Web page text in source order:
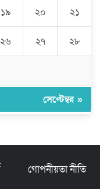
তদবির বাণিজ্য মোংলায়
টাকা উদ্ধার, আটক ১
১৯ ২০ ২১
২৬ ২৭ ২৮
সেপ্টেম্বর »
গোপনীয়তা নীতি